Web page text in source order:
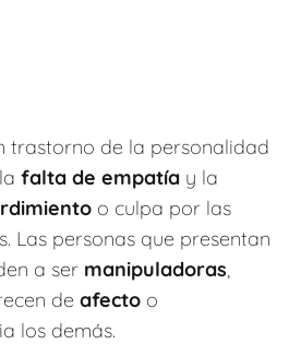
trastorno de la personalidad
falta de empatía y la
o culpa por las
Las personas que presentan
a ser manipuladoras,
de afecto o
los demás.